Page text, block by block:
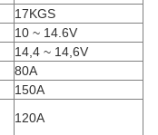
17KGS
10 ~ 14.6V
14,4 ~ 14,6V
80A
150A
120A